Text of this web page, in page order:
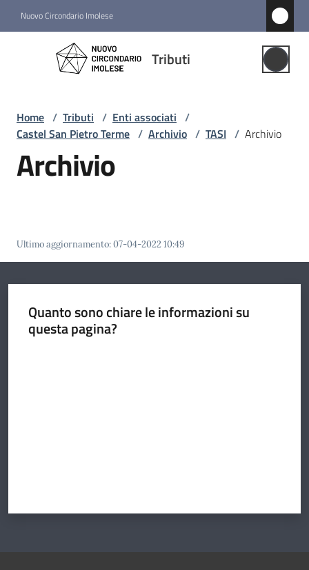
Nuovo Circondario Imolese
Tributi
Tributi
Gestione
Notizie
Comuni
Struttura
e
funzioni
Home / Tributi / Enti associati /
Castel San Pietro Terme / Archivio / TASI / Archivio
Archivio
Ultimo aggiornamento:07-04-2022 10:49
Quanto sono chiare le informazioni su
questa pagina?